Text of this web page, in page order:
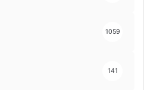
1059
141